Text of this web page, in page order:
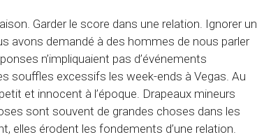
Garder le score dans une relation. Ignorer un
avons demandé à des hommes de nous parler
n’impliquaient pas d’événements
souffles excessifs les week-ends à Vegas. Au
et innocent à l’époque. Drapeaux mineurs
sont souvent de grandes choses dans les
elles érodent les fondements d’une relation.